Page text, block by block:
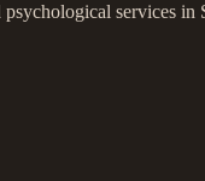
services